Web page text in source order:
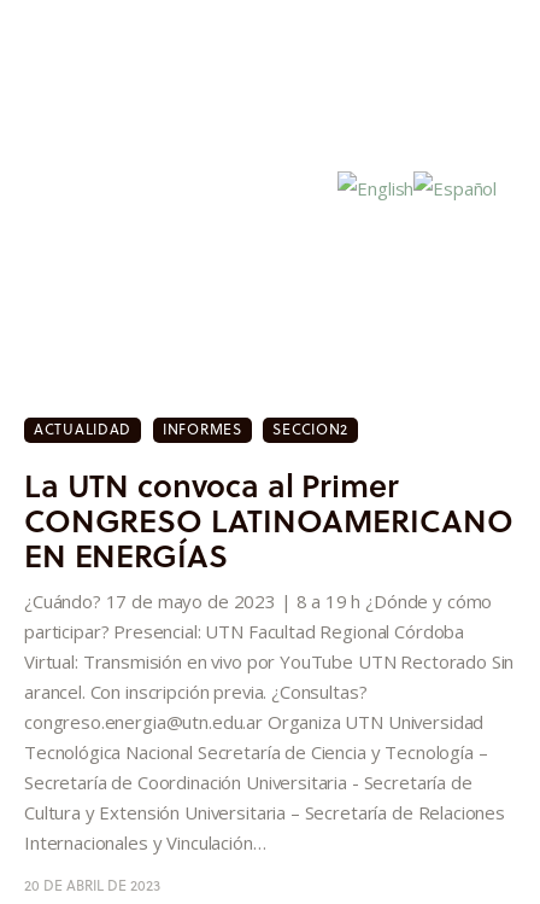
Investigación
Proyectos
Informes
Quiénes somos
ACTUALIDAD INFORMES SECCION2
La UTN convoca al Primer
CONGRESO LATINOAMERICANO
EN ENERGÍAS
¿Cuándo? 17 de mayo de 2023 | 8 a 19 h ¿Dónde y cómo
participar? Presencial: UTN Facultad Regional Córdoba
Virtual: Transmisión en vivo por YouTube UTN Rectorado Sin
arancel. Con inscripción previa. ¿Consultas?
congreso.energia@utn.edu.ar Organiza UTN Universidad
Tecnológica Nacional Secretaría de Ciencia y Tecnología –
Secretaría de Coordinación Universitaria - Secretaría de
Cultura y Extensión Universitaria – Secretaría de Relaciones
Internacionales y Vinculación…
20 DE ABRIL DE 2023